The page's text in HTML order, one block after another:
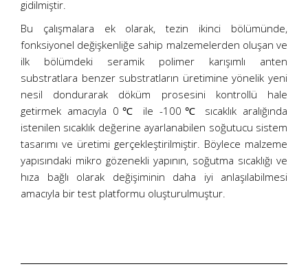
gidilmiştir.
Bu çalışmalara ek olarak, tezin ikinci bölümünde,
fonksiyonel değişkenliğe sahip malzemelerden oluşan ve
ilk bölümdeki seramik polimer karışımlı anten
substratlara benzer substratların üretimine yönelik yeni
nesil dondurarak döküm prosesini kontrollü hale
getirmek amacıyla 0℃ ile -100℃ sıcaklık aralığında
istenilen sıcaklık değerine ayarlanabilen soğutucu sistem
tasarımı ve üretimi gerçekleştirilmiştir. Böylece malzeme
yapısındaki mikro gözenekli yapının, soğutma sıcaklığı ve
hıza bağlı olarak değişiminin daha iyi anlaşılabilmesi
amacıyla bir test platformu oluşturulmuştur.